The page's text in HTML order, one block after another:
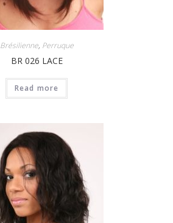
Brésilienne, Perruque
BR 026 LACE
Read more